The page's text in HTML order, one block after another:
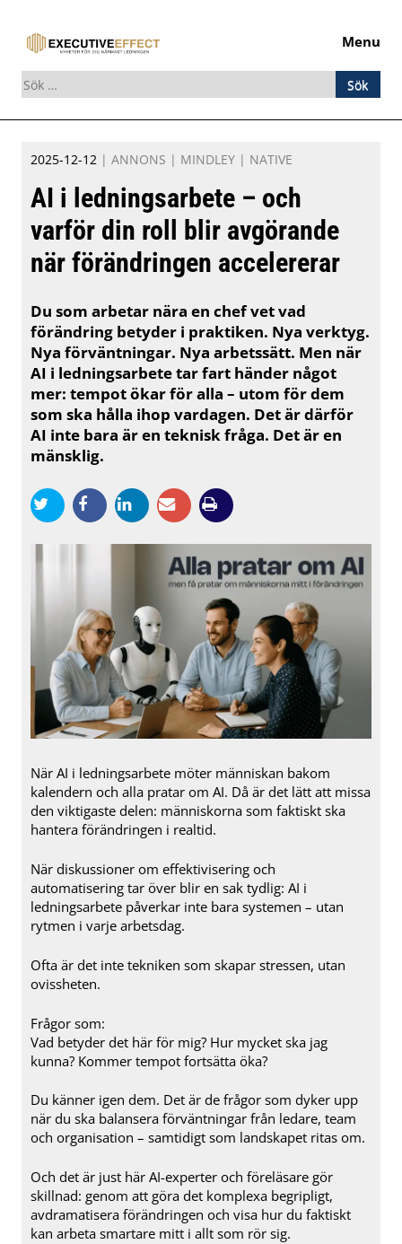
Menu
Sök
efter:
to
content
2025-12-12 | ANNONS | MINDLEY | NATIVE
AI i ledningsarbete – och
varför din roll blir avgörande
när förändringen accelererar
Du som arbetar nära en chef vet vad
förändring betyder i praktiken. Nya verktyg.
Nya förväntningar. Nya arbetssätt. Men när
AI i ledningsarbete tar fart händer något
mer: tempot ökar för alla – utom för dem
som ska hålla ihop vardagen. Det är därför
AI inte bara är en teknisk fråga. Det är en
mänsklig.
När AI i ledningsarbete möter människan bakom
kalendern och alla pratar om AI. Då är det lätt att missa
den viktigaste delen: människorna som faktiskt ska
hantera förändringen i realtid.
När diskussioner om effektivisering och
automatisering tar över blir en sak tydlig: AI i
ledningsarbete påverkar inte bara systemen – utan
rytmen i varje arbetsdag.
Ofta är det inte tekniken som skapar stressen, utan
ovissheten.
Frågor som:
Vad betyder det här för mig? Hur mycket ska jag
kunna? Kommer tempot fortsätta öka?
Du känner igen dem. Det är de frågor som dyker upp
när du ska balansera förväntningar från ledare, team
och organisation – samtidigt som landskapet ritas om.
Och det är just här AI-experter och föreläsare gör
skillnad: genom att göra det komplexa begripligt,
avdramatisera förändringen och visa hur du faktiskt
kan arbeta smartare mitt i allt som rör sig.